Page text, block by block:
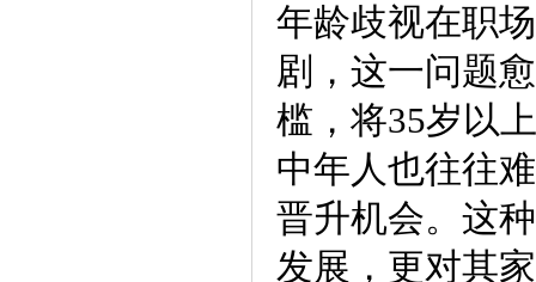
年龄歧视在职
剧，这一问题
槛，将35岁以
中年人也往往
晋升机会。这
发展，更对其